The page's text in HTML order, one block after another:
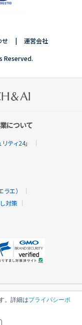
。詳細はプライバシーポ
せ 運営会社
Reserved.
について
ティ24」
エ）
対策